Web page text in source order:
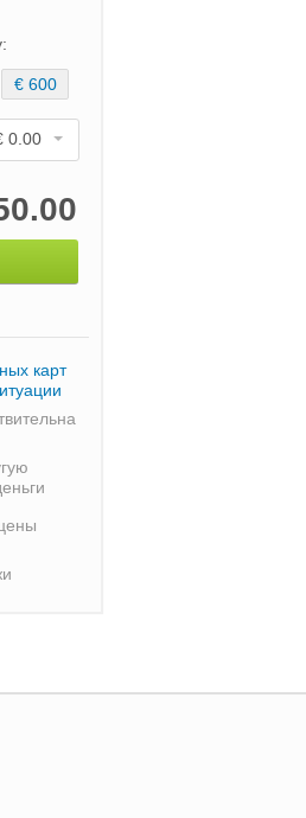
€ 600
0.00
карт